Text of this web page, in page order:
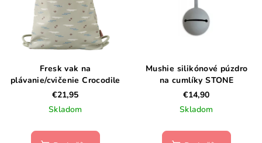
Fresk vak na
plávanie/cvičenie Crocodile
€21,95
Skladom
Mushie silikónové púzdro
na cumlíky STONE
€14,90
Skladom